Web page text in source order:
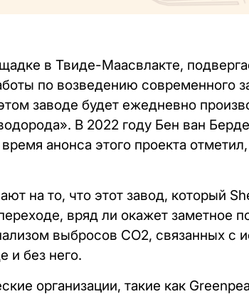
в Твиде-Маасвлакте,
по возведению современного
заводе будет ежедневно
В 2022 году Бен ван
анонса этого проекта
на то, что этот завод, который
вряд ли окажет заметное
выбросов CO2, связанных с
и без него.
организации, такие как